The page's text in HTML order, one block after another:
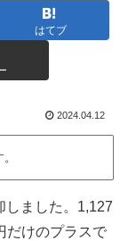
はてブ
2024.04.12
しました。1,127
だけのプラスで